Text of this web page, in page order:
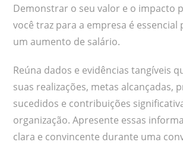
Demonstrar o seu valor e o impacto
você traz para a empresa é
um aumento de salário.
Reúna dados e evidências tangíveis
suas realizações, metas alcançadas,
sucedidos e contribuições
organização. Apresente essas
clara e convincente durante uma